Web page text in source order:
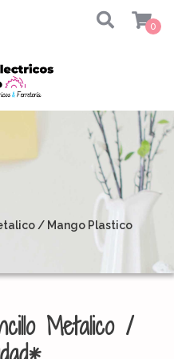
0
/ Mango Plastico
Metalico /